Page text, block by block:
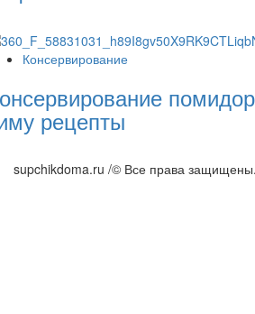
Консервирование
рецепты
supchikdoma.ru /© Все права защищены.